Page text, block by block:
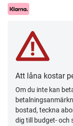
Att låna kostar
Om du inte kan
bostad, teckna
dig till budget- och